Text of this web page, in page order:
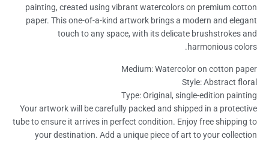
painting, created using vibrant watercolors on premium cotton
paper. This one-of-a-kind artwork brings a modern and elegant
touch to any space, with its delicate brushstrokes and
harmonious colors.
Medium: Watercolor on cotton paper
Style: Abstract floral
Type: Original, single-edition painting
Your artwork will be carefully packed and shipped in a protective
tube to ensure it arrives in perfect condition. Enjoy free shipping to
your destination. Add a unique piece of art to your collection